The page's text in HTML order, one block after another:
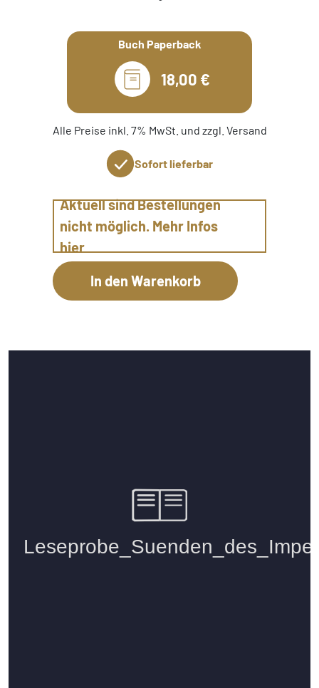
Buch Paperback
18,00 €
Alle Preise inkl. 7% MwSt. und zzgl. Versand
Sofort lieferbar
Aktuell sind Bestellungen
nicht möglich. Mehr Infos
hier